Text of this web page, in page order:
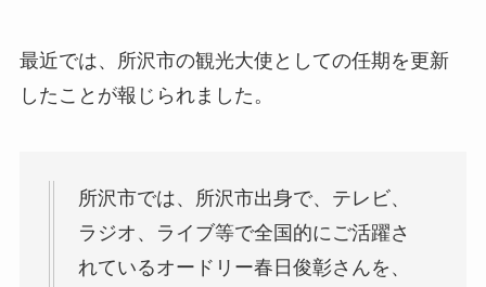
最近では、所沢市の観光大使としての任期を更新
したことが報じられました。
所沢市では、所沢市出身で、テレビ、
ラジオ、ライブ等で全国的にご活躍さ
れているオードリー春日俊彰さんを、